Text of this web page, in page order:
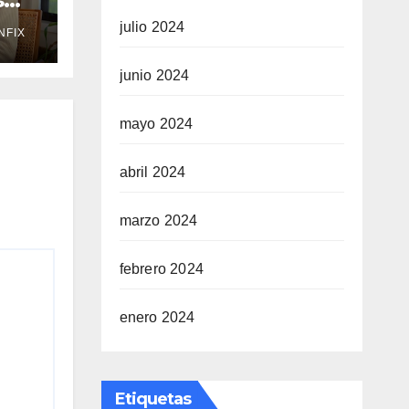
julio 2024
junio 2024
mayo 2024
abril 2024
marzo 2024
febrero 2024
enero 2024
Etiquetas